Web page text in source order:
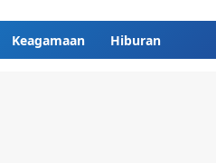
Keagamaan Hiburan